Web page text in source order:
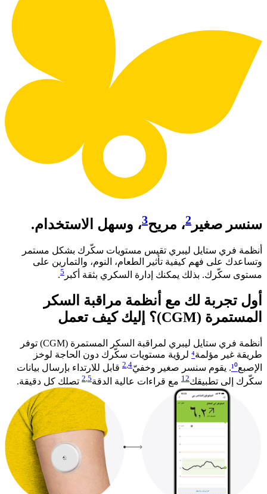
سنسر صغير 2، مريح3، وسهل الاستخدام.
أنظمة فري ستايل ليبري تقيس مستويات سكّرك بشكل مستمر
وتساعدك على فهم كيفية تأثير الطعام، النوم، والتمارين على
مستوى سكّرك. بذلك يمكنك إدارة السكري بثقة أكبر 5
. ​
أول تجربة لك مع أنظمة مراقبة السكر
المستمرة (CGM)؟ إليك كيف تعمل​
أنظمة فري ستايل ليبري لمراقبة السكر المستمرة (CGM) توفر
طريقة غير مؤلمة⁴ لرؤية مستويات سكّرك دون الحاجة لوخز
الإصبع¹⁰. يقوم سنسر صغير وخفيّ 2,4
قابل للارتداء بإرسال بيانات
سكّرك إلى تطبيقك12 مع قراءات عالية الدقة 2,5 تصلك كل دقيقة.​